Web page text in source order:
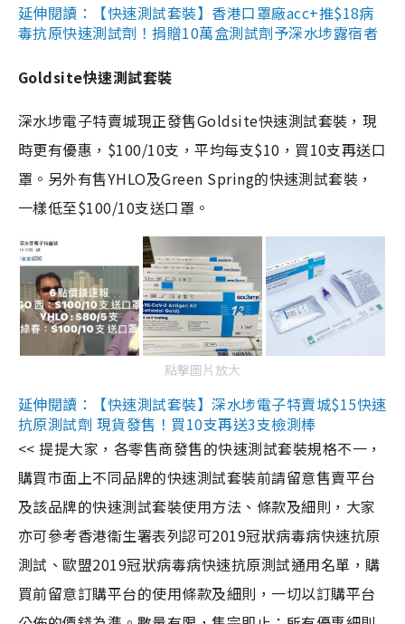
延伸閱讀：【快速測試套裝】香港口罩廠acc+推$18病
毒抗原快速測試劑！捐贈10萬盒測試劑予深水埗露宿者
Goldsite快速測試套裝
深水埗電子特賣城現正發售Goldsite快速測試套裝，現
時更有優惠，$100/10支，平均每支$10，買10支再送口
罩。另外有售YHLO及Green Spring的快速測試套裝，
一樣低至$100/10支送口罩。
點擊圖片放大
延伸閱讀：【快速測試套裝】深水埗電子特賣城$15快速
抗原測試劑 現貨發售！買10支再送3支檢測棒
<< 提提大家，各零售商發售的快速測試套裝規格不一，
購買市面上不同品牌的快速測試套裝前請留意售賣平台
及該品牌的快速測試套裝使用方法、條款及細則，大家
亦可參考香港衞生署表列認可2019冠狀病毒病快速抗原
測試、歐盟2019冠狀病毒病快速抗原測試通用名單，購
買前留意訂購平台的使用條款及細則，一切以訂購平台